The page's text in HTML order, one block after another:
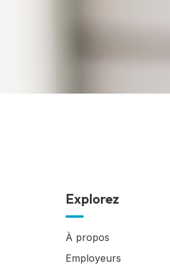
Explorez
À propos
Employeurs